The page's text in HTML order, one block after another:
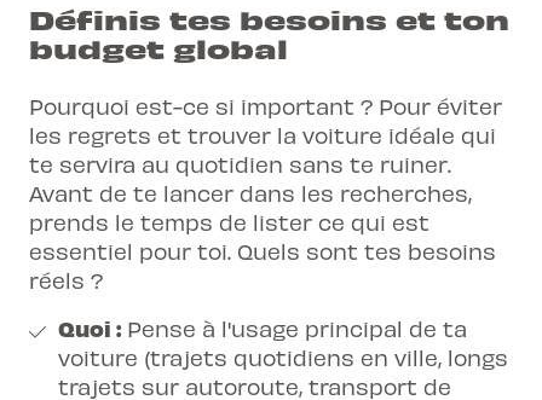
Définis tes besoins et ton
budget global
Pourquoi est-ce si important ? Pour éviter
les regrets et trouver la voiture idéale qui
te servira au quotidien sans te ruiner.
Avant de te lancer dans les recherches,
prends le temps de lister ce qui est
essentiel pour toi. Quels sont tes besoins
réels ?
Quoi : Pense à l'usage principal de ta
voiture (trajets quotidiens en ville, longs
trajets sur autoroute, transport de